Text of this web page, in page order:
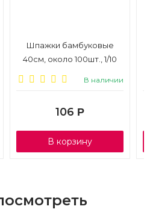
Шпажки бамбуковые
40см, около 100шт., 1/10
В наличии
106 Р
В корзину